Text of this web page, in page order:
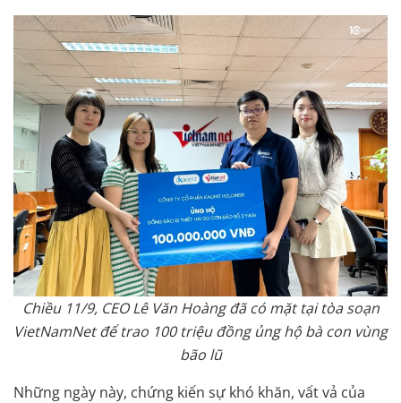
Chiều 11/9, CEO Lê Văn Hoàng đã có mặt tại tòa soạn
VietNamNet để trao 100 triệu đồng ủng hộ bà con vùng
bão lũ
Những ngày này, chứng kiến sự khó khăn, vất vả của